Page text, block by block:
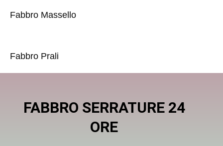
Fabbro Massello
Fabbro Prali
FABBRO SERRATURE 24
ORE